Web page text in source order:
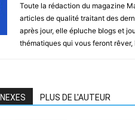
Toute la rédaction du magazine
articles de qualité traitant des
après jour, elle épluche blogs et
thématiques qui vous feront rêver,
PLUS DE L'AUTEUR